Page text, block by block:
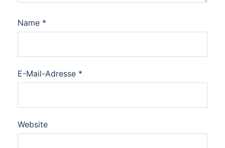
Name *
E-Mail-Adresse *
Website